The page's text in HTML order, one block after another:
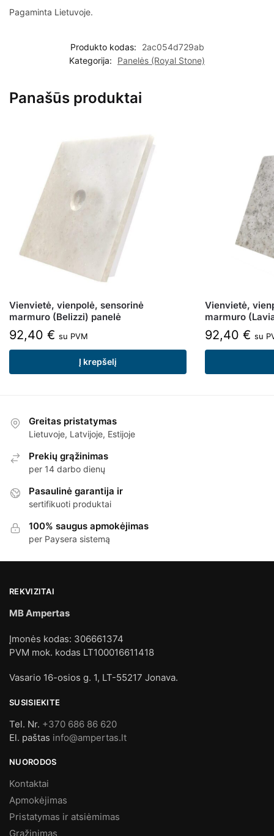
Pagaminta Lietuvoje.
Produkto kodas:
2ac054d729ab
Kategorija:
Panelės (Royal Stone)
Panašūs produktai
Vienvietė, vienpolė, sensorinė
marmuro (Belizzi) panelė
92,40 € su PVM
Į krepšelį
Vienvietė,
marmuro
92,40 € su
Greitas pristatymas
Lietuvoje, Latvijoje, Estijoje
Prekių grąžinimas
per 14 darbo dienų
Pasaulinė garantija ir
sertifikuoti produktai
100% saugus apmokėjimas
per Paysera sistemą
REKVIZITAI
MB Ampertas
Įmonės kodas: 306661374
PVM mok. kodas LT100016611418
Vasario 16-osios g. 1, LT-55217 Jonava.
SUSISIEKITE
Tel. Nr. +370 686 86 620
El. paštas info@ampertas.lt
NUORODOS
Kontaktai
Apmokėjimas
Pristatymas ir atsiėmimas
Grąžinimas